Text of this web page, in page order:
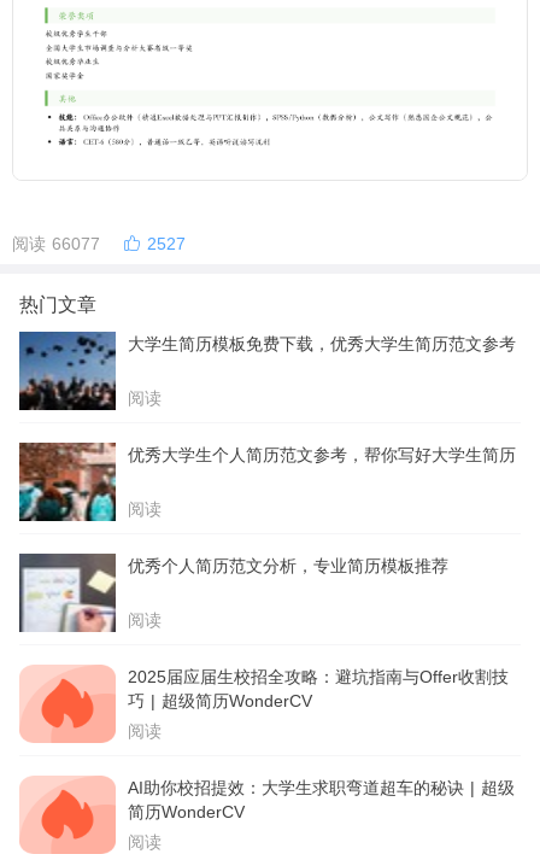
阅读 66077 2527
热门文章
大学生简历模板免费下载，优秀大学生简历范文参考
阅读
优秀大学生个人简历范文参考，帮你写好大学生简历
阅读
优秀个人简历范文分析，专业简历模板推荐
阅读
2025届应届生校招全攻略：避坑指南与Offer收割技
巧 | 超级简历WonderCV
阅读
AI助你校招提效：大学生求职弯道超车的秘诀 | 超级
简历WonderCV
阅读